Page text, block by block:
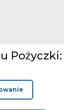
Pożyczki: